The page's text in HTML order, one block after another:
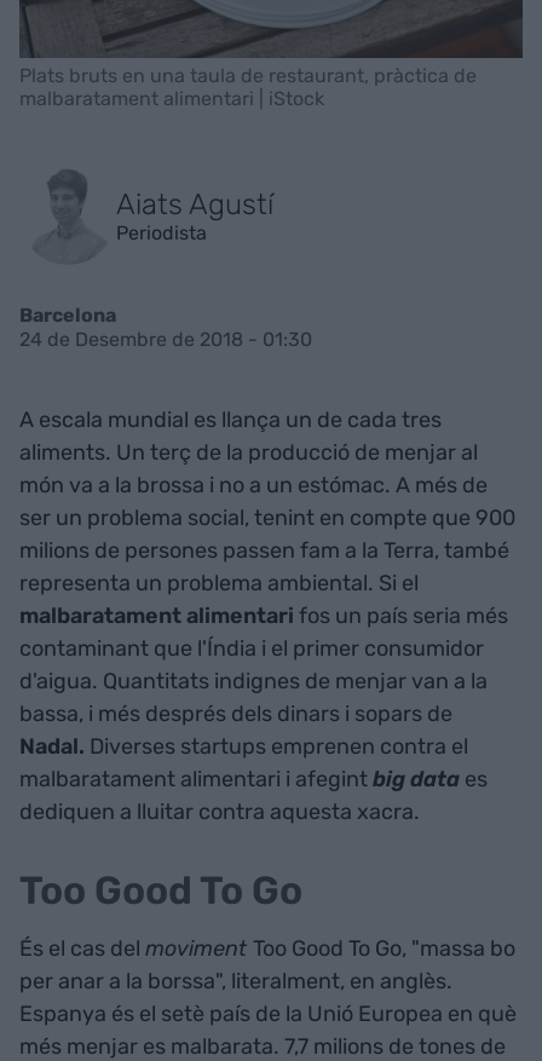
Plats bruts en una taula de restaurant, pràctica de
malbaratament alimentari | iStock
Aiats Agustí
Periodista
Barcelona
24 de Desembre de 2018 - 01:30
A escala mundial es llança un de cada tres
aliments. Un terç de la producció de menjar al
món va a la brossa i no a un estómac. A més de
ser un problema social, tenint en compte que 900
milions de persones passen fam a la Terra, també
representa un problema ambiental. Si el
malbaratament alimentari fos un país seria més
contaminant que l'Índia i el primer consumidor
d'aigua. Quantitats indignes de menjar van a la
bassa, i més després dels dinars i sopars de
Nadal. Diverses startups emprenen contra el
malbaratament alimentari i afegintbig data es
dediquen a lluitar contra aquesta xacra.
Too Good To Go
És el cas del moviment Too Good To Go, "massa bo
per anar a la borssa", literalment, en anglès.
Espanya és el setè país de la Unió Europea en què
més menjar es malbarata. 7,7 milions de tones de